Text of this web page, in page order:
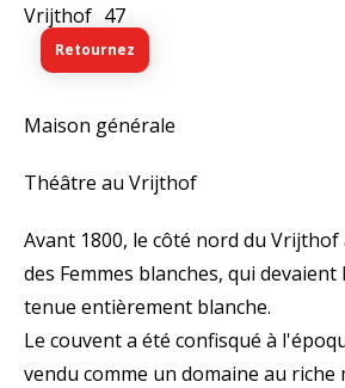
Vrijthof 47
Retournez
Maison générale
Théâtre au Vrijthof
Avant 1800, le côté nord du
des Femmes blanches, qui
tenue entièrement blanche.
Le couvent a été confisqué à
vendu comme un domaine au riche